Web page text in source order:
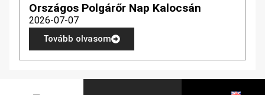
Országos Polgárőr Nap Kalocsán
2026-07-07
Tovább olvasom